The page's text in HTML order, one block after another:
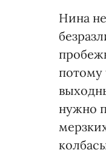
Нина
потому
нужно